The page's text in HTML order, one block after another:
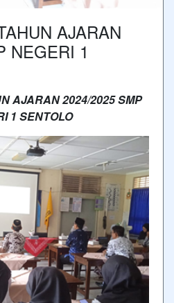
AJARAN
NEGERI 1
AJARAN 2024/2025 SMP
1 SENTOLO